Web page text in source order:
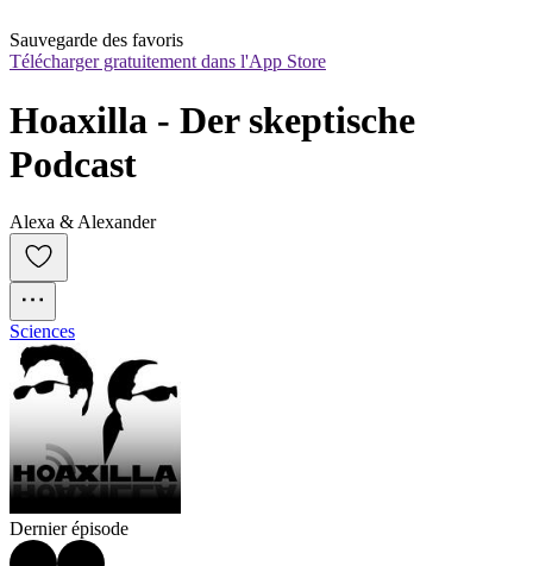
Sauvegarde des favoris
Télécharger gratuitement dans l'App Store
Hoaxilla - Der skeptische
Podcast
Alexa & Alexander
Sciences
Dernier épisode